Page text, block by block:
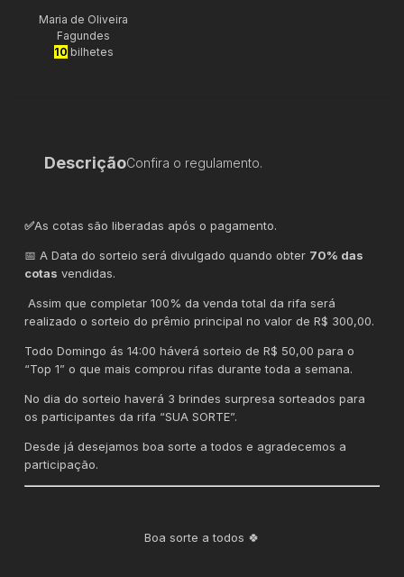
Maria de Oliveira
Fagundes
10 bilhetes
DescriçãoConfira o regulamento.
✅As cotas são liberadas após o pagamento.
📅 A Data do sorteio será divulgado quando obter 70% das
cotas vendidas.
Assim que completar 100% da venda total da rifa será
realizado o sorteio do prêmio principal no valor de R$ 300,00.
Todo Domingo ás 14:00 háverá sorteio de R$ 50,00 para o
“Top 1” o que mais comprou rifas durante toda a semana.
No dia do sorteio haverá 3 brindes surpresa sorteados para
os participantes da rifa “SUA SORTE”.
Desde já desejamos boa sorte a todos e agradecemos a
participação.
Boa sorte a todos 🍀